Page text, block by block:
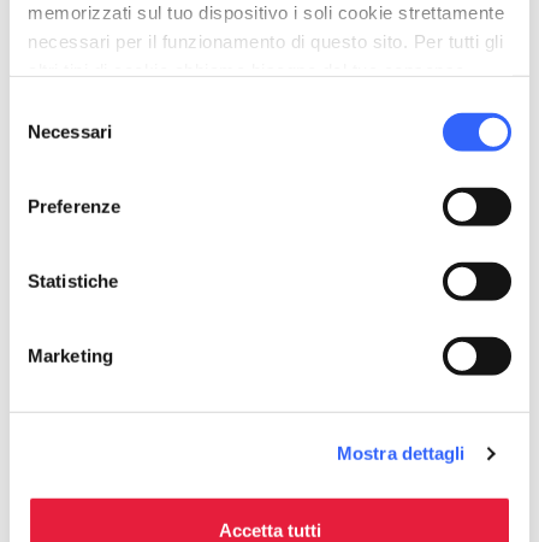
memorizzati sul tuo dispositivo i soli cookie strettamente
necessari per il funzionamento di questo sito. Per tutti gli
delNecessari
Preferenze
Statistiche
Marketing
Mostra dettagli
Accetta tutti
Telephone
0584 989210
Pagina FB Chiesa in Camaiore